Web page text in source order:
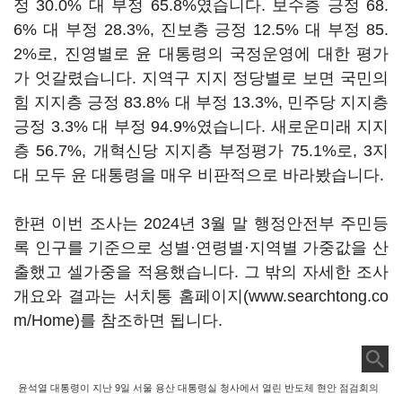
정 30.0% 대 부정 65.8%였습니다. 보수층 긍정 68.
6% 대 부정 28.3%, 진보층 긍정 12.5% 대 부정 85.
2%로, 진영별로 윤 대통령의 국정운영에 대한 평가
가 엇갈렸습니다. 지역구 지지 정당별로 보면 국민의
힘 지지층 긍정 83.8% 대 부정 13.3%, 민주당 지지층
긍정 3.3% 대 부정 94.9%였습니다. 새로운미래 지지
층 56.7%, 개혁신당 지지층 부정평가 75.1%로, 3지
대 모두 윤 대통령을 매우 비판적으로 바라봤습니다.
한편 이번 조사는 2024년 3월 말 행정안전부 주민등
록 인구를 기준으로 성별·연령별·지역별 가중값을 산
출했고 셀가중을 적용했습니다. 그 밖의 자세한 조사
개요와 결과는 서치통 홈페이지(www.searchtong.co
m/Home)를 참조하면 됩니다.
윤석열 대통령이 지난 9일 서울 용산 대통령실 청사에서 열린 반도체 현안 점검회의